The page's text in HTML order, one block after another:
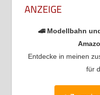
ANZEIGE
🚄 Modellbahn
Entdecke in meinen
für